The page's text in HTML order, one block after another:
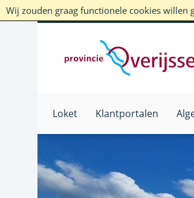
Wij zouden graag functionele cookies
Loket Klantportalen